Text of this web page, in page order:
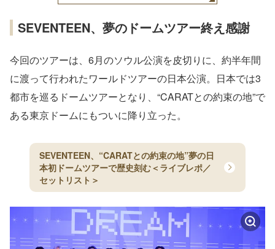
SEVENTEEN、夢のドームツアー終え感謝
今回のツアーは、6月のソウル公演を皮切りに、約半年間
に渡って行われたワールドツアーの日本公演。日本では3
都市を巡るドームツアーとなり、“CARATとの約束の地”で
ある東京ドームにもついに降り立った。
SEVENTEEN、“CARATとの約束の地”夢の日
本初ドームツアーで歴史刻む＜ライブレポ／
セットリスト＞